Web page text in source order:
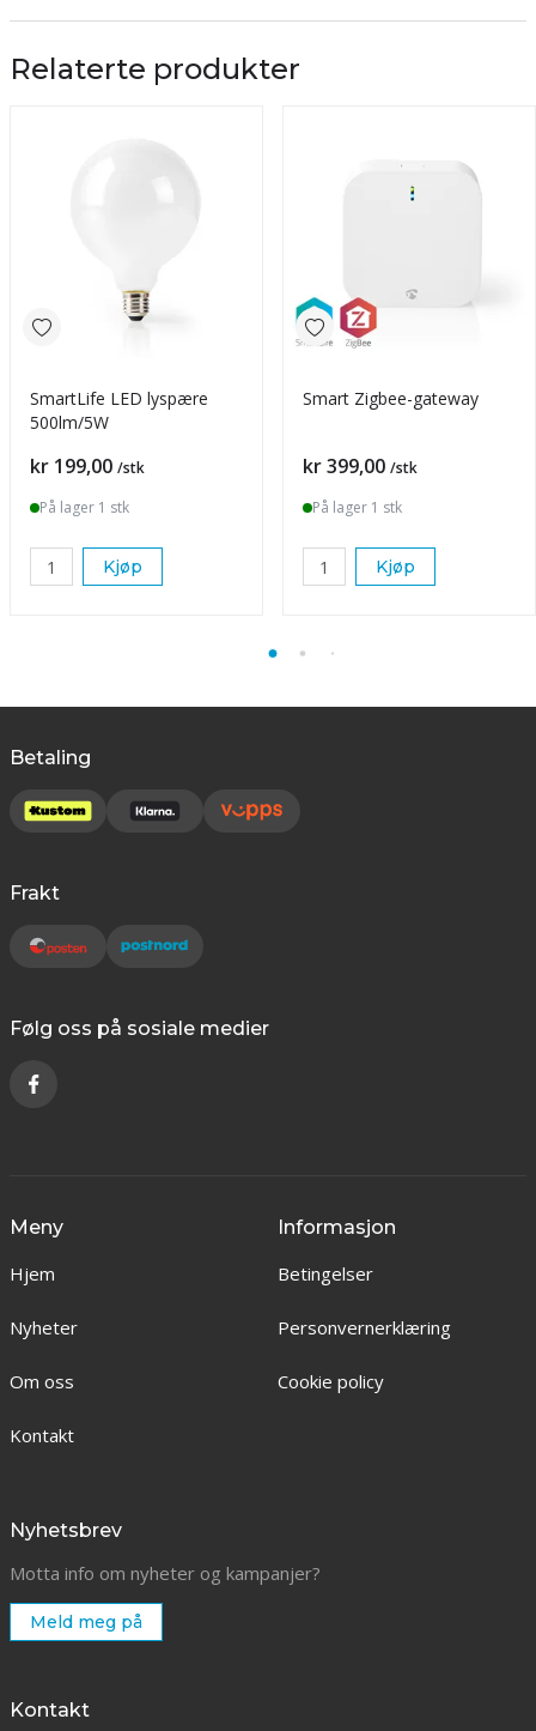
Relaterte produkter
SmartLife LED lyspære
500lm/5W
Pris
kr 199,00 /stk
På lager 1 stk
Kjøp
Smart Zigbee-gateway
Pris
kr 399,00 /stk
På lager 1 stk
Kjøp
Betaling
Frakt
Følg oss på sosiale medier
Meny
Hjem
Nyheter
Om oss
Kontakt
Informasjon
Betingelser
Personvernerklæring
Cookie policy
Nyhetsbrev
Motta info om nyheter og kampanjer?
Meld meg på
Kontakt